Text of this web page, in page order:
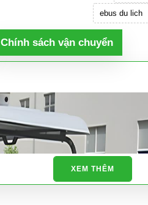
ebus du lich
Chính sách vận chuyển
XEM THÊM